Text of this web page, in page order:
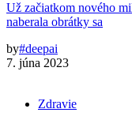
Už začiatkom nového
naberala obrátky sa
by#deepai
7. júna 2023
Zdravie